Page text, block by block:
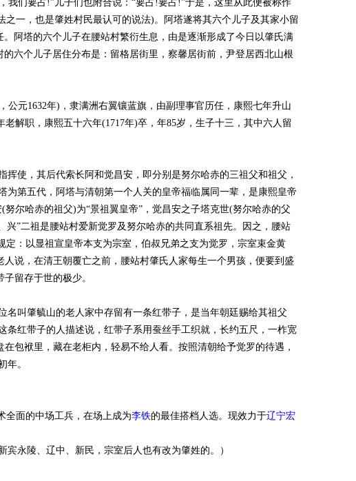
图片3
我们要占!”儿子们也附合说：“要占!要占!”于是，这里从此便被称作
之一，也是肇姓村民最认可的说法)。阿塔遂将其六个儿子及其家小留
阿塔的六个儿子在腰站村繁衍生息，由是逐渐形成了今日以肇氏满
六个儿子居住分布是：留格居街里，察馨居街前，尹登居西北山根
元1632年)，隶满洲右翼镶蓝旗，由副理事官历任，康熙七年升山
解职，康熙五十六年(1717年)卒，年85岁，生子十三，其中六人留
使，其后代索长阿和觉昌安，即分别是努尔哈赤的三祖父和祖父，
第五代，阿塔与清朝第一个人关的皇帝福临属同一辈，是康熙皇帝
尔哈赤的祖父)为“景祖翼皇帝”，觉昌安之子塔克世(努尔哈赤的父
兴”二祖是腰站村爱新觉罗及努尔哈赤的共同直系祖先。因之，腰站
：以显祖宣皇帝本支为宗室，伯叔兄弟之支为觉罗，宗室束金黄
说，在清王朝覆亡之前，腰站村肇氏人家每生一个男孩，便要到盛
留存于世的极少。
叫肇毓山的老人家中存留有一条红带子，是当年朝廷赐给其祖父
红带子的人描述说，红带子系用蚕丝手工织就，长约五尺，一柞宽
包袱里，藏在老柜内，轻易不给人看。按照清朝给予觉罗的待遇，
年。
全面的中场工兵，在场上成为李铁的最佳搭档人选。现效力于辽宁宏
永陵、辽中、新民，宗室后人也有改为肇姓的。）